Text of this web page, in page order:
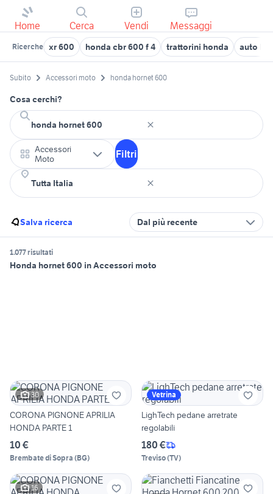
Home Cerca Vendi Messaggi
Ricerche xr 600 honda cbr 600 f 4 trattorini honda auto
Subito Accessori moto honda hornet 600
Cosa cerchi?
Accessori
Moto
Filtri
Salva ricerca Dal più recente
1.077 risultati
Honda hornet 600 in Accessori moto
30
CORONA PIGNONE APRILIA
HONDA PARTE 1
10 €
Brembate di Sopra (BG)
Vetrina
LighTech pedane arretrate
regolabili
180 €
Treviso(TV)
16